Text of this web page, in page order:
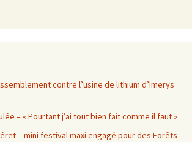
contre l’usine de lithium d’Imerys
– « Pourtant j’ai tout bien fait comme il faut »
– mini festival maxi engagé pour des Forêts